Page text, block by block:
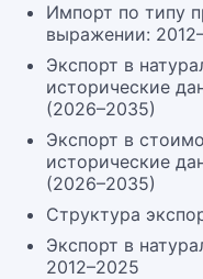
Импорт по типу
выражении:
Экспорт в
исторические
(2026–2035)
Экспорт в
исторические
(2026–2035)
Структура
Экспорт в
2012–2025